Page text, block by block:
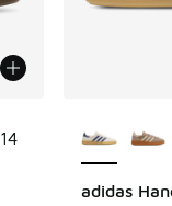
14
adidas
ÉCONOMISE